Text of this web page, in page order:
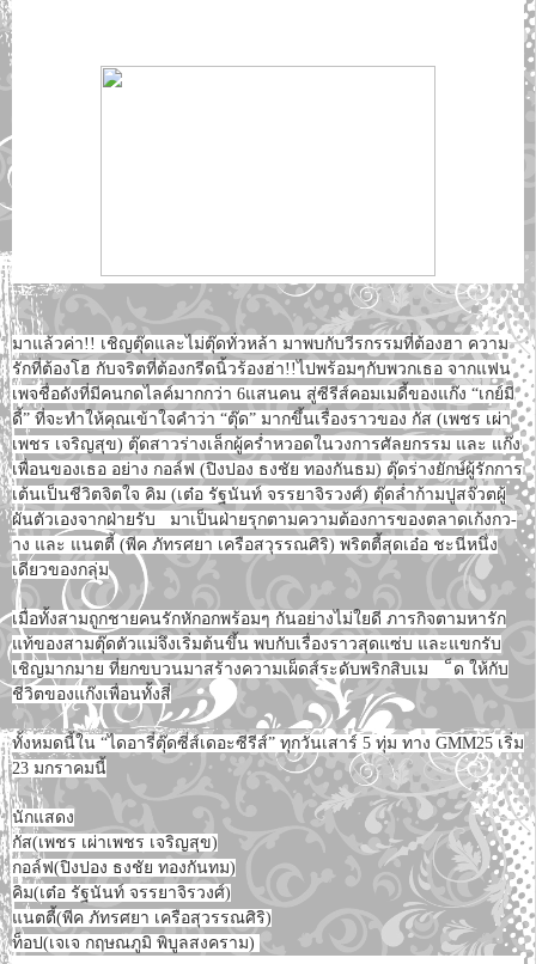
มาแล้วค่า!! เชิญตุ๊ดและไม่ตุ๊ดทั่วหล้า มาพบกับวีรกรรมที่ต้องฮา ความ
รักที่ต้อ­งโฮ กับจริตที่ต้องกรีดนิ้วร้องฮ่า!!ไปพ­ร้อมๆกับพวกเธอ จากแฟน
เพจชื่อดังที่มีคนกดไลค์มากกว่า 6แสนคน สู่ซีรีส์คอมเมดี้ของแก๊ง “เกย์มี
ดี้” ที่จะทำให้คุณเข้าใจคำว่า “ตุ๊ด” มากขึ้นเรื่องราวของ กัส (เพชร เผ่า
เพชร เจริญสุข) ตุ๊ดสาวร่างเล็กผู้คร่ำหวอดในวงการศัลยกรรม และ แก๊ง
เพื่อนของเธอ อย่าง กอล์ฟ (ปิงปอง ธงชัย ทองกันธม) ตุ๊ดร่างยักษ์ผู้รักการ
เต้นเป็นชีวิตจิตใจ คิม (เต๋อ รัฐนันท์ จรรยาจิรวงศ์) ตุ๊ดล่ำก้ามปูสจ๊วตผู้
ผันตัวเองจากฝ่ายรับ­ มาเป็นฝ่ายรุกตามความต้องการของตลาดเก้งกว­
าง และ แนตตี้ (พีค ภัทรศยา เครือสวุรรณศิริ) พริตตี้สุดเอ๋อ ชะนีหนึ่ง
เดียวของกลุ่ม
เมื่อทั้งสามถูกชายคนรักหักอกพร้อมๆ กันอย่างไม่ใยดี ภารกิจตามหารัก
แท้ของสามตุ๊ดตัวแม่จึงเริ่­มต้นขึ้น พบกับเรื่องราวสุดแซ่บ และแขกรับ
เชิญมากมาย ที่ยกขบวนมาสร้างความเผ็ดส์ระดับพริกสิบเม­ ็ด ให้กับ
ชีวิตของแก๊งเพื่อนทั้งสี่
ทั้งหมดนี้ใน “ไดอารี่ตุ๊ดซี่ส์เดอะซีรีส์” ทุกวันเสาร์ 5 ทุ่ม ทาง GMM25 เริ่ม
23 มกราคมนี้
นักแสดง
กัส(เพชร เผ่าเพชร เจริญสุข)
กอล์ฟ(ปิงปอง ธงชัย ทองกันทม)
คิม(เต๋อ รัฐนันท์ จรรยาจิรวงศ์)
แนตตี้(พีค ภัทรศยา เครือสุวรรณศิริ)
ท็อป(เจเจ กฤษณภูมิ พิบูลสงคราม)